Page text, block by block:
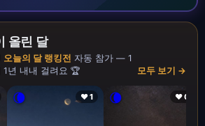
올린 달
오늘의 달 랭킹전 자동 참가 — 1
년 내내 걸려요 🏆
모두 보기 →
🌘 ❤ 1 🌘 ❤ 0